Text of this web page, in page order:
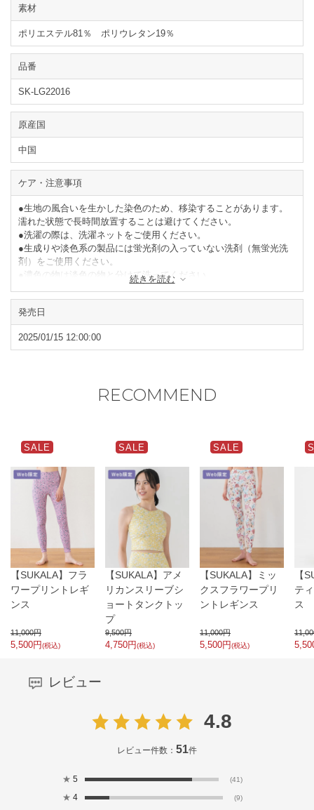
素材
ポリエステル81％ ポリウレタン19％
品番
SK-LG22016
原産国
中国
ケア・注意事項
●生地の風合いを生かした染色のため、移染することがあります。
濡れた状態で長時間放置することは避けてください。
●洗濯の際は、洗濯ネットをご使用ください。
●生成りや淡色系の製品には蛍光剤の入っていない洗剤（無蛍光洗
剤）をご使用ください。
●濃色の物は淡色の物と分けて洗ってください。
●タンブラー乾燥はお避けください。
●形を整えて陰干ししてください。
続きを読む
発売日
2025/01/15 12:00:00
RECOMMEND
SALE
【SUKALA】フラ
ワープリントレギ
ンス
11,000円
5,500円(税込)
SALE
【SUKALA】アメ
リカンスリーブシ
ョートタンクトッ
プ
9,500円
4,750円(税込)
SALE
【SUKALA】ミッ
クスフラワープリ
ントレギンス
11,000円
5,500円(税込)
【
テ
ス
レビュー
4.8
レビュー件数： 51件
★ 5 (41)
★ 4 (9)